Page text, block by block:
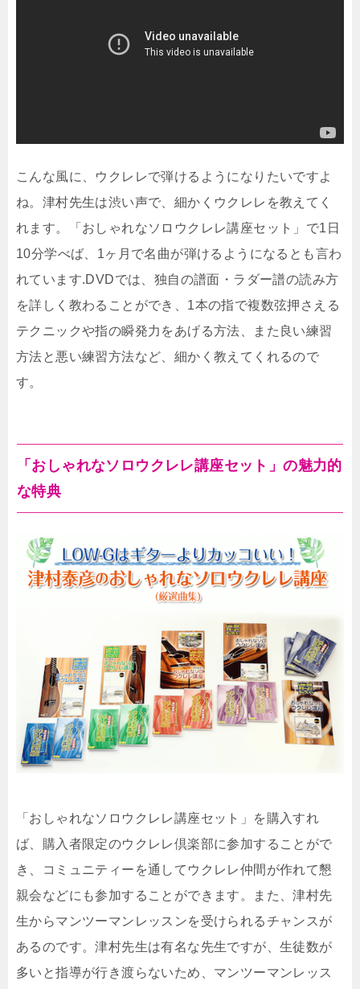
こんな風に、ウクレレで弾けるようになりたいですよ
ね。津村先生は渋い声で、細かくウクレレを教えてく
れます。「おしゃれなソロウクレレ講座セット」で1日
10分学べば、1ヶ月で名曲が弾けるようになるとも言わ
れています.DVDでは、独自の譜面・ラダー譜の読み方
を詳しく教わることができ、1本の指で複数弦押さえる
テクニックや指の瞬発力をあげる方法、また良い練習
方法と悪い練習方法など、細かく教えてくれるので
す。
「おしゃれなソロウクレレ講座セット」の魅力的
な特典
「おしゃれなソロウクレレ講座セット」を購入すれ
ば、購入者限定のウクレレ倶楽部に参加することがで
き、コミュニティーを通してウクレレ仲間が作れて懇
親会などにも参加することができます。また、津村先
生からマンツーマンレッスンを受けられるチャンスが
あるのです。津村先生は有名な先生ですが、生徒数が
多いと指導が行き渡らないため、マンツーマンレッス